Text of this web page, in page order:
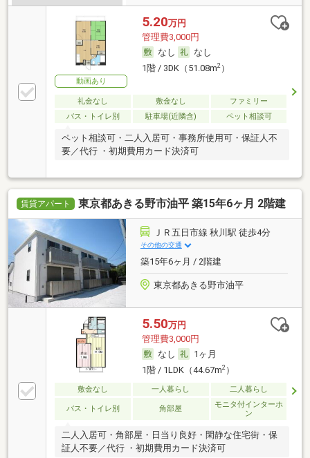
動画あり
5.20万円
管理費3,000円
なし
なし
1階 / 3DK（51.08m2）
礼金なし 敷金なし
ファミリー
バス・トイレ別
駐車場(近隣含) ペット相談可
ペット相談可・二人入居可・事務所使用可・保証人不
要／代行 ・初期費用カード決済可
賃貸アパート 東京都あきる野市油平 築15年6ヶ月 2階建
ＪＲ五日市線 秋川駅 徒歩4分
その他の交通
築15年6ヶ月 / 2階建
東京都あきる野市油平
5.50万円
管理費3,000円
なし
1ヶ月
1階 / 1LDK（44.67m2）
敷金なし 一人暮らし 二人暮らし
バス・トイレ別 角部屋
モニタ付インターホ
ン
二人入居可・角部屋・日当り良好・閑静な住宅街・保
証人不要／代行 ・初期費用カード決済可